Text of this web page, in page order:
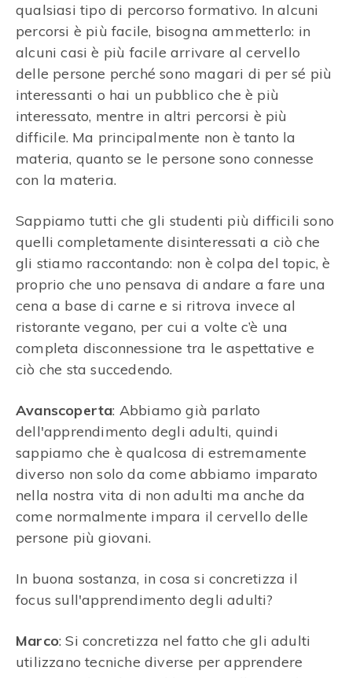
qualsiasi tipo di percorso formativo. In alcuni
percorsi è più facile, bisogna ammetterlo: in
alcuni casi è più facile arrivare al cervello
delle persone perché sono magari di per sé più
interessanti o hai un pubblico che è più
interessato, mentre in altri percorsi è più
difficile. Ma principalmente non è tanto la
materia, quanto se le persone sono connesse
con la materia.
Sappiamo tutti che gli studenti più difficili sono
quelli completamente disinteressati a ciò che
gli stiamo raccontando: non è colpa del topic, è
proprio che uno pensava di andare a fare una
cena a base di carne e si ritrova invece al
ristorante vegano, per cui a volte c’è una
completa disconnessione tra le aspettative e
ciò che sta succedendo.
Avanscoperta: Abbiamo già parlato
dell'apprendimento degli adulti, quindi
sappiamo che è qualcosa di estremamente
diverso non solo da come abbiamo imparato
nella nostra vita di non adulti ma anche da
come normalmente impara il cervello delle
persone più giovani.
In buona sostanza, in cosa si concretizza il
focus sull'apprendimento degli adulti?
Marco: Si concretizza nel fatto che gli adulti
utilizzano tecniche diverse per apprendere